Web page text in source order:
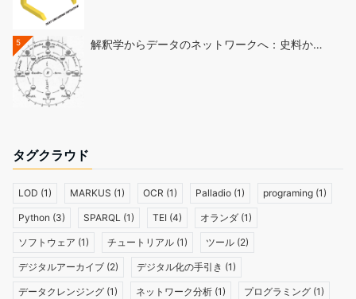
5 解釈学からデータのネットワークへ：史料か…
タグクラウド
LOD (1) MARKUS (1) OCR (1) Palladio (1) programing (1)
Python (3) SPARQL (1) TEI (4) オランダ (1)
ソフトウェア (1) チュートリアル (1) ツール (2)
デジタルアーカイブ (2) デジタル化の手引き (1)
データクレンジング (1) ネットワーク分析 (1) プログラミング (1)